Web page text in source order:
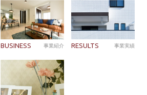
BUSINESS 事業紹介 RESULTS 事業実績